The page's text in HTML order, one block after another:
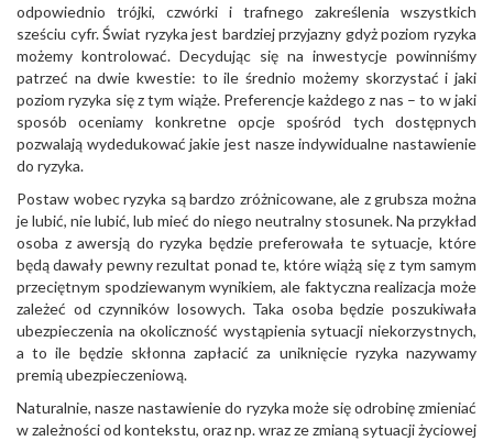
odpowiednio trójki, czwórki i trafnego zakreślenia wszystkich
sześciu cyfr. Świat ryzyka jest bardziej przyjazny gdyż poziom ryzyka
możemy kontrolować. Decydując się na inwestycje powinniśmy
patrzeć na dwie kwestie: to ile średnio możemy skorzystać i jaki
poziom ryzyka się z tym wiąże. Preferencje każdego z nas – to w jaki
sposób oceniamy konkretne opcje spośród tych dostępnych
pozwalają wydedukować jakie jest nasze indywidualne nastawienie
do ryzyka.
Postaw wobec ryzyka są bardzo zróżnicowane, ale z grubsza można
je lubić, nie lubić, lub mieć do niego neutralny stosunek. Na przykład
osoba z awersją do ryzyka będzie preferowała te sytuacje, które
będą dawały pewny rezultat ponad te, które wiążą się z tym samym
przeciętnym spodziewanym wynikiem, ale faktyczna realizacja może
zależeć od czynników losowych. Taka osoba będzie poszukiwała
ubezpieczenia na okoliczność wystąpienia sytuacji niekorzystnych,
a to ile będzie skłonna zapłacić za uniknięcie ryzyka nazywamy
premią ubezpieczeniową.
Naturalnie, nasze nastawienie do ryzyka może się odrobinę zmieniać
w zależności od kontekstu, oraz np. wraz ze zmianą sytuacji życiowej